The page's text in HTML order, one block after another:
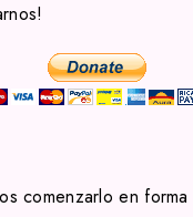
comenzarlo en